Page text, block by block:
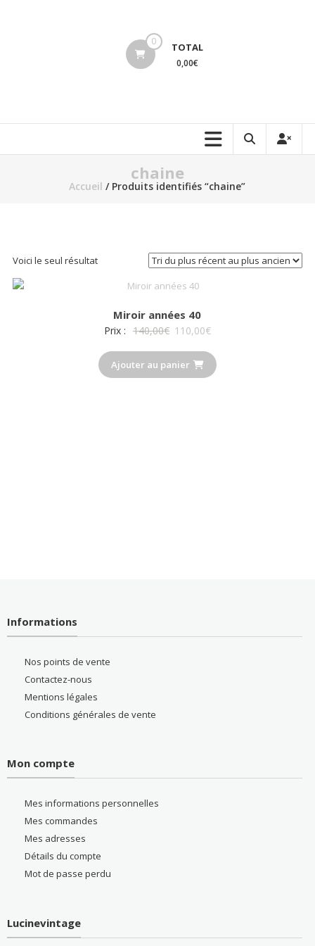
lucinevintage 0 TOTAL
0,00€
chaine
Accueil / Produits identifiés “chaine”
Voici le seul résultat
Miroir années 40
Prix : 140,00€ Le
initial
était :
110,00€Le
actuel
Ajouter au panier
Informations
Nos points de vente
Contactez-nous
Mentions légales
Conditions générales de vente
Mon compte
Mes informations personnelles
Mes commandes
Mes adresses
Détails du compte
Mot de passe perdu
Lucinevintage